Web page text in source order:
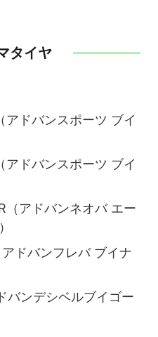
タイヤ
アドバンスポーツ ブイ
アドバンスポーツ ブイ
（アドバンネオバ エー
ドバンフレバ ブイナ
バンデシベルブイゴー